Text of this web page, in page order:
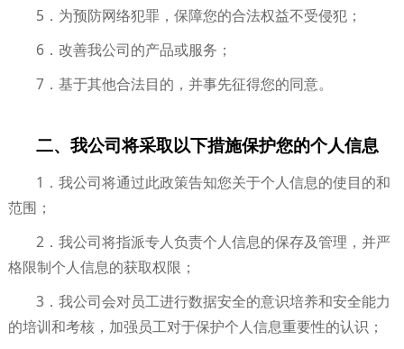
5．为预防网络犯罪，保障您的合法权益不受侵犯；
6．改善我公司的产品或服务；
7．基于其他合法目的，并事先征得您的同意。
二、我公司将采取以下措施保护您的个人信息
1．我公司将通过此政策告知您关于个人信息的使目的和
范围；
2．我公司将指派专人负责个人信息的保存及管理，并严
格限制个人信息的获取权限；
3．我公司会对员工进行数据安全的意识培养和安全能力
的培训和考核，加强员工对于保护个人信息重要性的认识；